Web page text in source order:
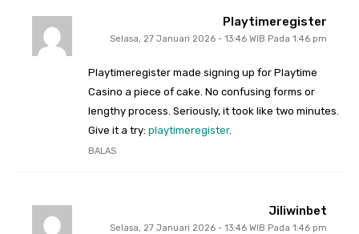
Playtimeregister
Selasa, 27 Januari 2026 - 13:46 WIB Pada 1:46 pm
Playtimeregister made signing up for Playtime
Casino a piece of cake. No confusing forms or
lengthy process. Seriously, it took like two minutes.
Give it a try: playtimeregister.
BALAS
Jiliwinbet
Selasa, 27 Januari 2026 - 13:46 WIB Pada 1:46 pm